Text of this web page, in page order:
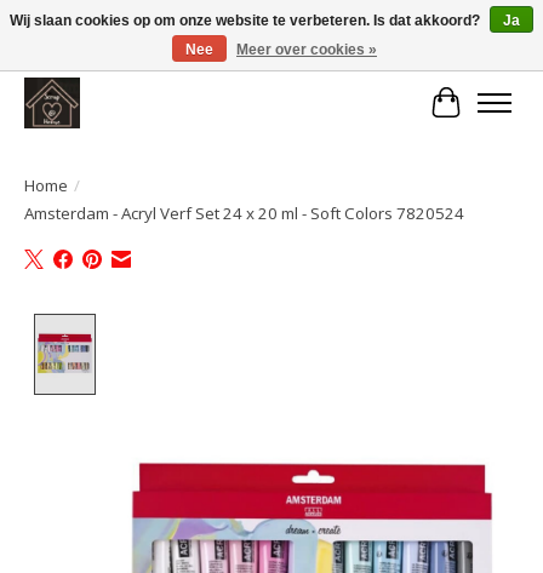
Large selection of products and fast shipping!
Home /
Amsterdam - Acryl Verf Set 24 x 20 ml - Soft Colors 7820524
Wij slaan cookies op om onze website te verbeteren. Is dat akkoord?
Ja
Nee
Meer over cookies »